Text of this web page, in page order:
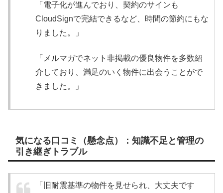
「電子化が進んでおり、契約のサインも
CloudSignで完結できるなど、時間の節約にもな
りました。」
「メルマガでネット非掲載の優良物件を多数紹
介しており、満足のいく物件に出会うことがで
きました。」
気になる口コミ（懸念点）：知識不足と管理の
引き継ぎトラブル
「旧耐震基準の物件を見せられ、大丈夫です